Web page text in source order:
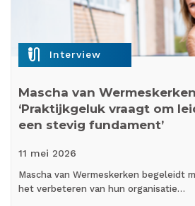
mic_external_on Interview
Mascha van
‘Praktijkgeluk vraagt om
een stevig fundament’
11 mei 2026
Mascha van Wermeskerken begeleidt
het verbeteren van hun organisatie…